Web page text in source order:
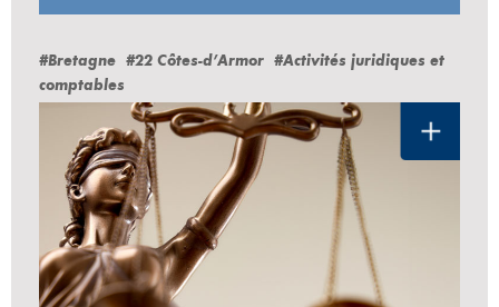
#Bretagne #22 Côtes-d’Armor #Activités juridiques et
comptables